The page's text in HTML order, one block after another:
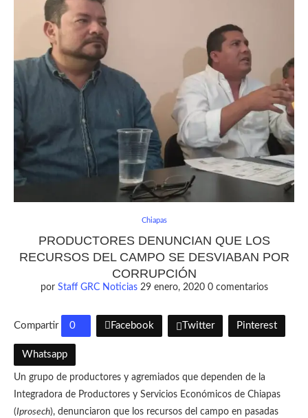
Chiapas
PRODUCTORES DENUNCIAN QUE LOS
RECURSOS DEL CAMPO SE DESVIABAN POR
CORRUPCIÓN
por Staff GRC Noticias 29 enero, 2020 0 comentarios
Compartir 0 Facebook Twitter Pinterest
Whatsapp
Un grupo de productores y agremiados que dependen de la
Integradora de Productores y Servicios Económicos de Chiapas
(Iprosech), denunciaron que los recursos del campo en pasadas